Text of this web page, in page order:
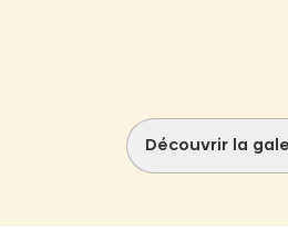
Découvrir la